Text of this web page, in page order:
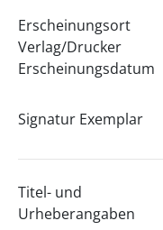
Erscheinungsort
Verlag/Drucker
Erscheinungsdatum
Signatur Exemplar
Titel- und
Urheberangaben